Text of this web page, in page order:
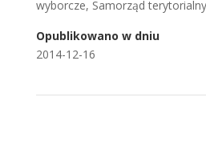
wyborcze, Samorząd terytorialny
Opublikowano w dniu
2014-12-16